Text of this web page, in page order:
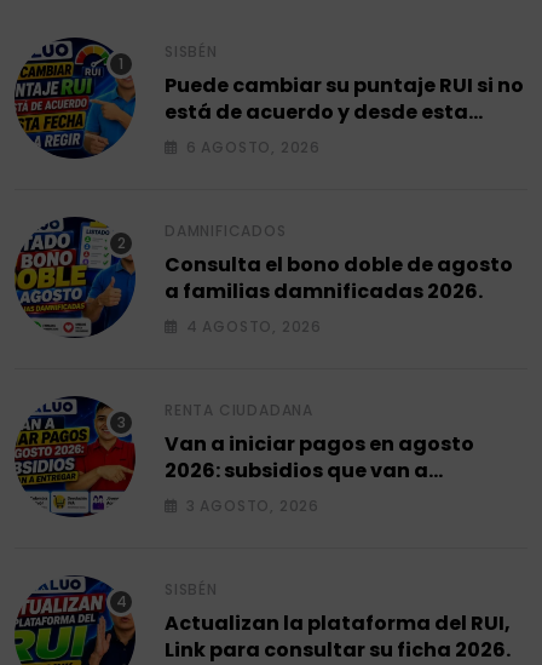
SISBÉN
Puede cambiar su puntaje RUI si no
está de acuerdo y desde esta
fecha empieza a regir en el 2026.
6 AGOSTO, 2026
DAMNIFICADOS
Consulta el bono doble de agosto
a familias damnificadas 2026.
4 AGOSTO, 2026
RENTA CIUDADANA
Van a iniciar pagos en agosto
2026: subsidios que van a
entregar.
3 AGOSTO, 2026
SISBÉN
Actualizan la plataforma del RUI,
Link para consultar su ficha 2026.